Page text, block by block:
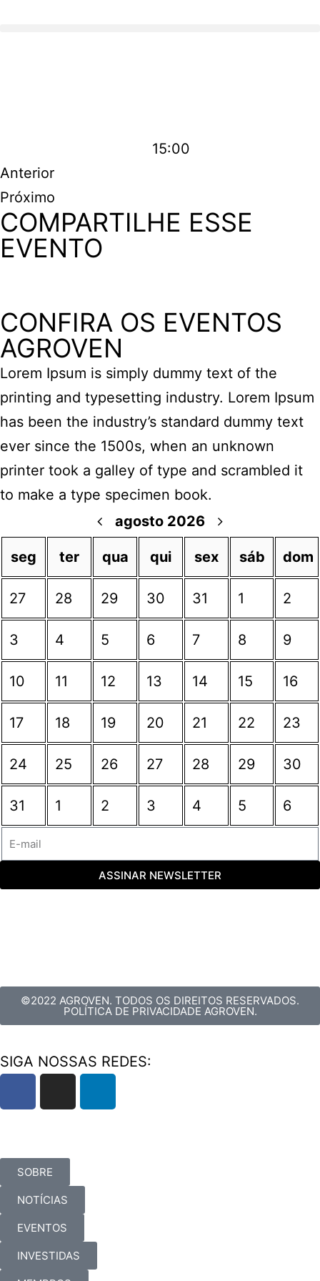
15:00
Anterior
Próximo
COMPARTILHE ESSE
EVENTO
CONFIRA OS EVENTOS
AGROVEN
Lorem Ipsum is simply dummy text of the
printing and typesetting industry. Lorem Ipsum
has been the industry’s standard dummy text
ever since the 1500s, when an unknown
printer took a galley of type and scrambled it
to make a type specimen book.
agosto 2026
seg ter qua qui sex sáb dom
27 28 29 30 31 1 2
3 4 5 6 7 8 9
10 11 12 13 14 15 16
17 18 19 20 21 22 23
24 25 26 27 28 29 30
31 1 2 3 4 5 6
ASSINAR NEWSLETTER
©2022 AGROVEN. TODOS OS DIREITOS RESERVADOS.
POLÍTICA DE PRIVACIDADE AGROVEN.
SIGA NOSSAS REDES:
SOBRE
NOTÍCIAS
EVENTOS
INVESTIDAS